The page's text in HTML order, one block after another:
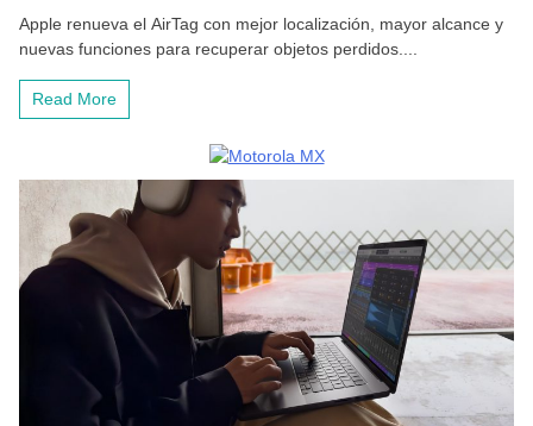
Apple renueva el AirTag con mejor localización, mayor alcance y
nuevas funciones para recuperar objetos perdidos....
Read More